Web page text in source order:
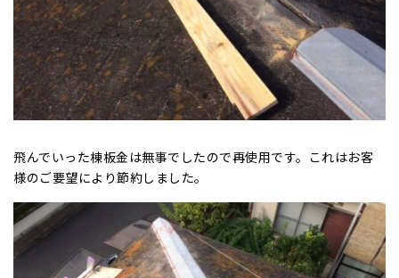
飛んでいった棟板金は無事でしたので再使用です。これはお客
様のご要望により節約しました。